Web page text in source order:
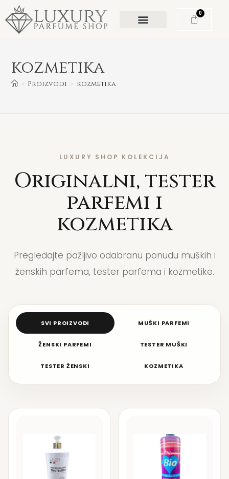
0
kozmetika
> Proizvodi > kozmetika
LUXURY SHOP KOLEKCIJA
Originalni, tester
parfemi i
kozmetika
Pregledajte pažljivo odabranu ponudu muških i
ženskih parfema, tester parfema i kozmetike.
SVI PROIZVODI MUŠKI PARFEMI
ŽENSKI PARFEMI TESTER MUŠKI
TESTER ŽENSKI KOZMETIKA